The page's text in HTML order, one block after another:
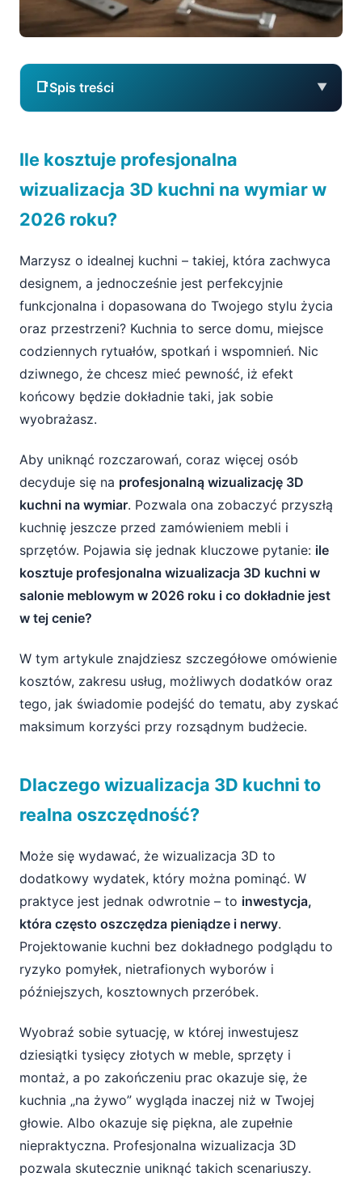
📑Spis treści ▼
kuchni na wymiar w 2026 roku?
Dlaczego wizualizacja 3D kuchni to realna
oszczędność?
Czym jest „profesjonalna” wizualizacja 3D
kuchni?
Co wpływa na koszt wizualizacji 3D kuchni
w 2026 roku?
1. Skomplikowanie projektu kuchni
2. Poziom realizmu i detalu
4. Dodatkowe usługi i elementy interaktywne
5. Doświadczenie projektanta i renoma
salonu
6. Liczba wliczonych poprawek
7. Lokalizacja salonu meblowego
wizualizacji 3D?
Co zazwyczaj nie jest w cenie wizualizacji
3D?
2026 rok
1. Podstawowa wizualizacja 3D (często przy
zamówieniu kuchni)
2. Standardowa profesjonalna wizualizacja
3D
3. Zaawansowana wizualizacja z elementami
4. Ekskluzywna wizualizacja high-end
zakres wizualizacji?
Jak podejść do wizualizacji 3D jak do
ważnego zakupu online?
Ile kosztuje profesjonalna
wizualizacja 3D kuchni na wymiar w
2026 roku?
Marzysz o idealnej kuchni – takiej, która zachwyca
designem, a jednocześnie jest perfekcyjnie
funkcjonalna i dopasowana do Twojego stylu życia
oraz przestrzeni? Kuchnia to serce domu, miejsce
codziennych rytuałów, spotkań i wspomnień. Nic
dziwnego, że chcesz mieć pewność, iż efekt
końcowy będzie dokładnie taki, jak sobie
wyobrażasz.
Aby uniknąć rozczarowań, coraz więcej osób
decyduje się na profesjonalną wizualizację 3D
kuchni na wymiar. Pozwala ona zobaczyć przyszłą
kuchnię jeszcze przed zamówieniem mebli i
sprzętów. Pojawia się jednak kluczowe pytanie: ile
kosztuje profesjonalna wizualizacja 3D kuchni w
salonie meblowym w 2026 roku i co dokładnie jest
w tej cenie?
W tym artykule znajdziesz szczegółowe omówienie
kosztów, zakresu usług, możliwych dodatków oraz
tego, jak świadomie podejść do tematu, aby zyskać
maksimum korzyści przy rozsądnym budżecie.
Dlaczego wizualizacja 3D kuchni to
realna oszczędność?
Może się wydawać, że wizualizacja 3D to
dodatkowy wydatek, który można pominąć. W
praktyce jest jednak odwrotnie – to inwestycja,
która często oszczędza pieniądze i nerwy.
Projektowanie kuchni bez dokładnego podglądu to
ryzyko pomyłek, nietrafionych wyborów i
późniejszych, kosztownych przeróbek.
Wyobraź sobie sytuację, w której inwestujesz
dziesiątki tysięcy złotych w meble, sprzęty i
montaż, a po zakończeniu prac okazuje się, że
kuchnia „na żywo” wygląda inaczej niż w Twojej
głowie. Albo okazuje się piękna, ale zupełnie
niepraktyczna. Profesjonalna wizualizacja 3D
pozwala skutecznie uniknąć takich scenariuszy.